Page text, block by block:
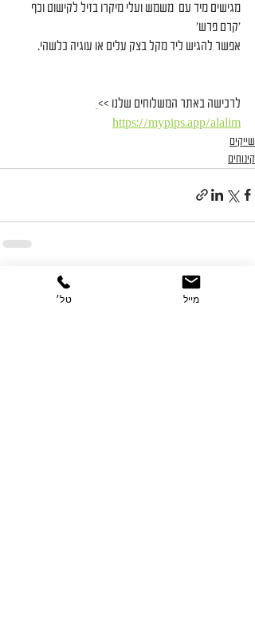
מגישים מיד עם  משמש ועלי מיקרו בזיל לקישוט וכף
׳קרם פרש׳
אפשר להגיש ליד מקל בצק עלים או עוגיה כלשהי.
לרכישה באתר המשלוחים שלנו >>
https://mypips.app/alalim
שייקים
קינוחים
פוסטים אחרונים
טל׳ מייל